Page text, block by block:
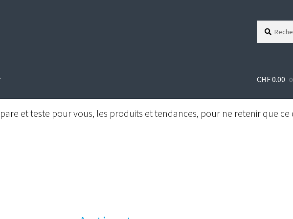
pour :
r
h
e
CHF0.00
et teste pour vous, les produits et tendances, pour ne retenir que ce